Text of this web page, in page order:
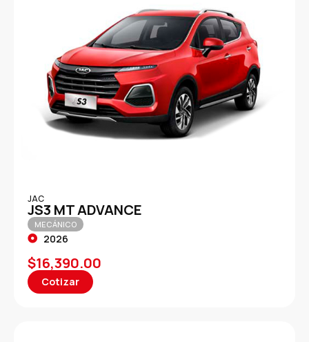
JAC
JS3 MT ADVANCE
MECÁNICO
2026
$16,390.00
Cotizar